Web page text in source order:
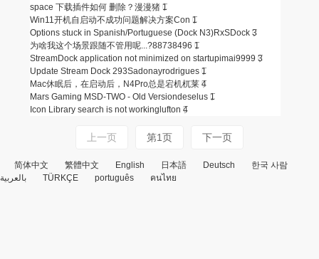
space 下载插件如何 删除？ 漫漫猪 1
Win11开机自启动不成功问题解决方案Con 1
Options stuck in Spanish/Portuguese (Dock N3)RxSDock 3
为啥我这个场景跟随不管用呢...?88738496 1
StreamDock application not minimized on startupimai9999 3
Update Stream Dock 293Sadonayrodrigues 1
Mac休眠后，在启动后，N4Pro总是宕机杌莱 4
Mars Gaming MSD-TWO - Old Versiondeselus 1
Icon Library search is not working lufton 4
上一页 第1页 下一页
简体中文 繁體中文 English 日本語 Deutsch
한국 사람
بالعربية
TÜRKÇE português คนไทย